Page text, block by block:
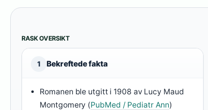
RASK OVERSIKT
1 Bekreftede fakta
Romanen ble utgitt i 1908 av Lucy Maud
Montgomery (PubMed / Pediatr Ann)